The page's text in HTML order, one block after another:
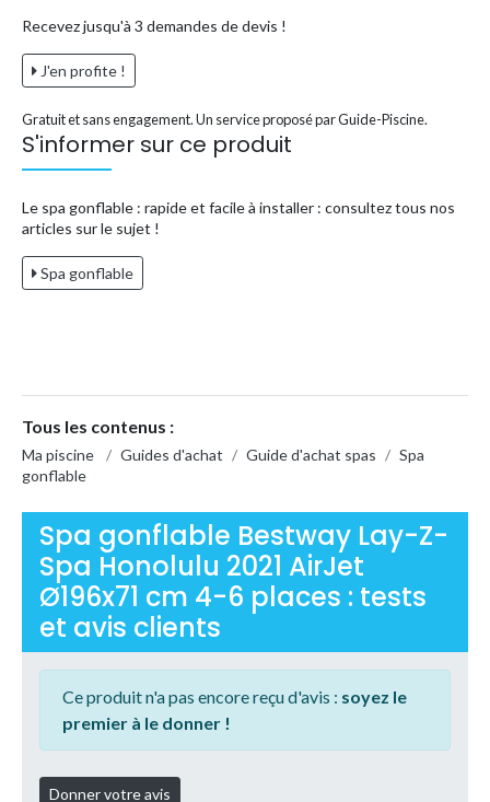
Recevez jusqu'à 3 demandes de devis !
J'en profite !
Gratuit et sans engagement. Un service proposé par Guide-Piscine.
S'informer sur ce produit
Le spa gonflable : rapide et facile à installer : consultez tous nos
articles sur le sujet !
Spa gonflable
Tous les contenus :
Ma piscine / Guides d'achat / Guide d'achat spas / Spa
gonflable
Spa gonflable Bestway Lay-Z-
Spa Honolulu 2021 AirJet
Ø196x71 cm 4-6 places : tests
et avis clients
Ce produit n'a pas encore reçu d'avis : soyez le
premier à le donner !